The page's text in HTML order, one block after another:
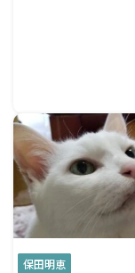
保田明恵